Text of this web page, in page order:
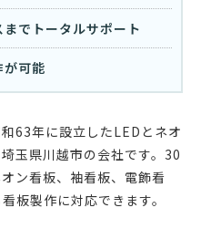
でトータルサポート
が可能
63年に設立したLEDとネオ
玉県川越市の会社です。30
ン看板、袖看板、電飾看
板製作に対応できます。